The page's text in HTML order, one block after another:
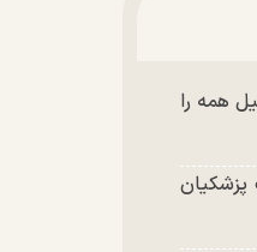
همه را